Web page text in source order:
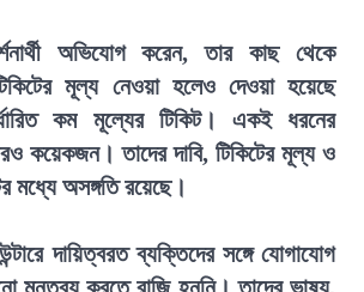
অভিযোগ করেন, তার কাছ থেকে
মূল্য নেওয়া হলেও দেওয়া হয়েছে
কম মূল্যের টিকিট। একই ধরনের
কয়েকজন। তাদের দাবি, টিকিটের মূল্য ও
মধ্যে অসঙ্গতি রয়েছে।
দায়িত্বরত ব্যক্তিদের সঙ্গে যোগাযোগ